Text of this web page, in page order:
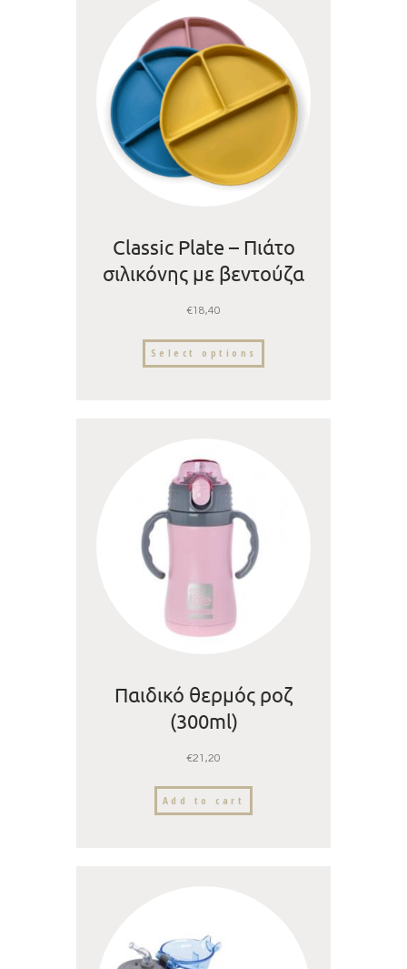
Classic Plate – Πιάτο
σιλικόνης με βεντούζα
€18,40
Select options
Παιδικό θερμός ροζ
(300ml)
€21,20
Add to cart